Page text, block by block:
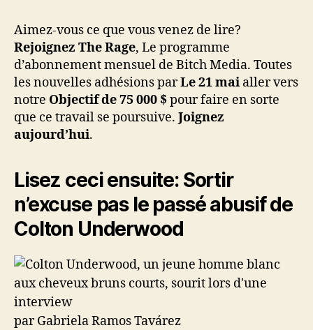
Aimez-vous ce que vous venez de lire?
Rejoignez The Rage, Le programme
d’abonnement mensuel de Bitch Media. Toutes
les nouvelles adhésions parLe 21 mai aller vers
notre Objectif de 75 000 $pour faire en sorte
que ce travail se poursuive. Joignez
aujourd’hui.
Lisez ceci ensuite:Sortir
n’excuse pas le passé abusif de
Colton Underwood
par Gabriela Ramos Tavárez